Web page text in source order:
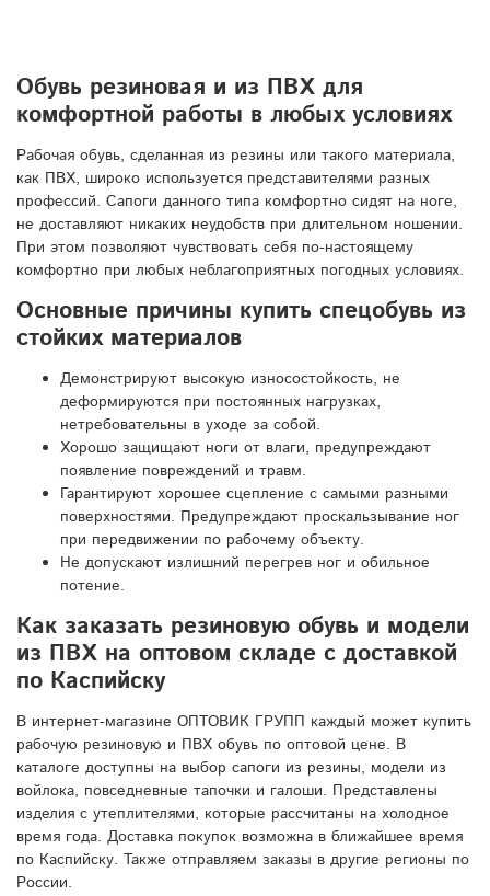
Обувь резиновая и из ПВХ для
комфортной работы в любых условиях
Рабочая обувь, сделанная из резины или такого материала,
как ПВХ, широко используется представителями разных
профессий. Сапоги данного типа комфортно сидят на ноге,
не доставляют никаких неудобств при длительном ношении.
При этом позволяют чувствовать себя по-настоящему
комфортно при любых неблагоприятных погодных условиях.
Основные причины купить спецобувь из
стойких материалов
Демонстрируют высокую износостойкость, не
деформируются при постоянных нагрузках,
нетребовательны в уходе за собой.
Хорошо защищают ноги от влаги, предупреждают
появление повреждений и травм.
Гарантируют хорошее сцепление с самыми разными
поверхностями. Предупреждают проскальзывание ног
при передвижении по рабочему объекту.
Не допускают излишний перегрев ног и обильное
потение.
Как заказать резиновую обувь и модели
из ПВХ на оптовом складе с доставкой
по Каспийску
В интернет-магазине ОПТОВИК ГРУПП каждый может купить
рабочую резиновую и ПВХ обувь по оптовой цене. В
каталоге доступны на выбор сапоги из резины, модели из
войлока, повседневные тапочки и галоши. Представлены
изделия с утеплителями, которые рассчитаны на холодное
время года. Доставка покупок возможна в ближайшее время
по Каспийску. Также отправляем заказы в другие регионы по
России.